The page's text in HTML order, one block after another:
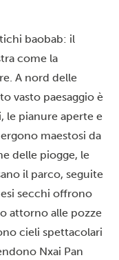
baobab: il
come la
A nord delle
vasto paesaggio è
le pianure aperte e
maestosi da
delle piogge, le
il parco, seguite
secchi offrono
attorno alle pozze
cieli spettacolari
Nxai Pan